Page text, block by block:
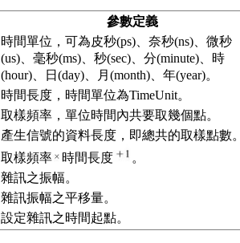
參數定義
時間單位，可為皮秒(ps)、奈秒(ns)、微秒
(us)、毫秒(ms)、秒(sec)、分(minute)、時
(hour)、日(day)、月(month)、年(year)。
時間長度，時間單位為TimeUnit。
取樣頻率，單位時間內共要取幾個點。
產生信號的資料長度，即總共的取樣點數
取樣頻率
時間長度
。
雜訊之振幅。
雜訊振幅之平移量。
設定雜訊之時間起點。